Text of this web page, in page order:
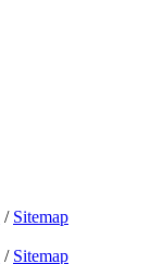
/ Sitemap
/ Sitemap